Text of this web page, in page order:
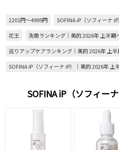
2201円～4999円 SOFINA iP（ソフィーナ iP）
花王
洗顔ランキング｜美的 2026年 上半期
巡りアップケアランキング｜美的 2026年 上
SOFINA iP（ソフィーナ iP）｜美的 2026年 上
SOFINA iP（ソフィー